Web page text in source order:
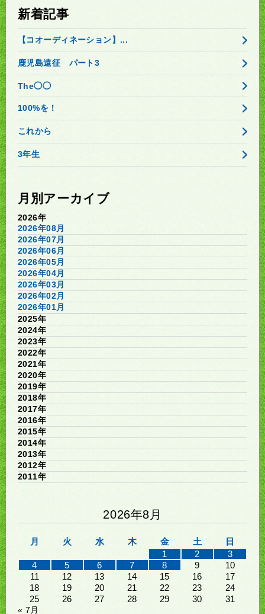
新着記事
【コオーディネーション】...
鹿児島遠征 パート3
The◯◯
100%を！
これから
3年生
月別アーカイブ
2026年
2026年08月
2026年07月
2026年06月
2026年05月
2026年04月
2026年03月
2026年02月
2026年01月
2025年
2024年
2023年
2022年
2021年
2020年
2019年
2018年
2017年
2016年
2015年
2014年
2013年
2012年
2011年
2026年8月
月 火 水 木 金 土
日
1
2
3
4
5 6 7 8 9
10
11
12 13 14 15 16
17
18
19 20 21 22 23
24
25
26 27 28 29 30 31
« 7月